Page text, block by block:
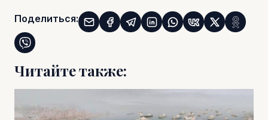
Поделиться:
Читайте также: